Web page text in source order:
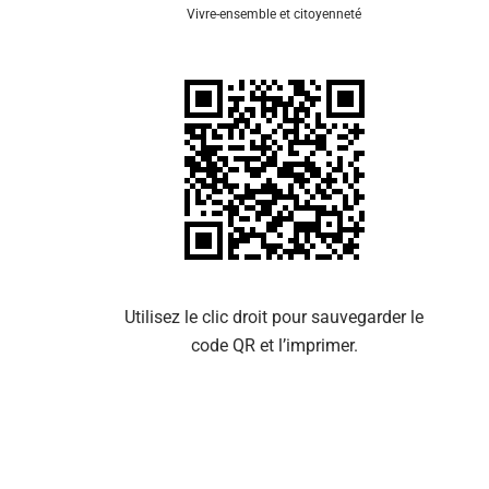
Vivre-ensemble et citoyenneté
Utilisez le clic droit pour sauvegarder le
code QR et l’imprimer.